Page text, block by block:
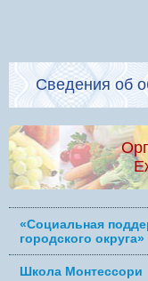
Сведения об
«Социальная
городского округа»
Школа Монтессори